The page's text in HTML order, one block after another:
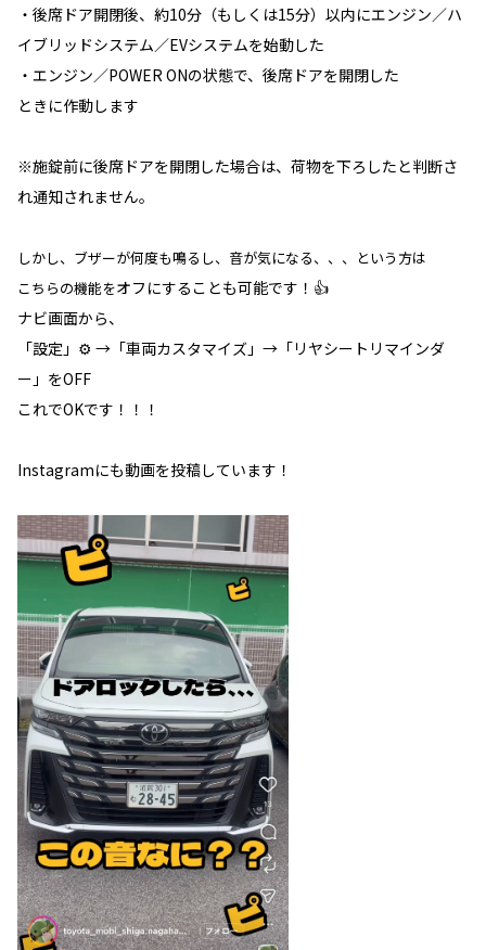
・後席ドア開閉後、約10分（もしくは15分）以内にエンジン／ハ
イブリッドシステム／EVシステムを始動した
・エンジン／POWER ONの状態で、後席ドアを開閉した
ときに作動します
※施錠前に後席ドアを開閉した場合は、荷物を下ろしたと判断さ
れ通知されません。
しかし、ブザーが何度も鳴るし、音が気になる、、、という方は
こちらの機能をオフにすることも可能です！👍
ナビ画面から、
「設定」⚙️ →「車両カスタマイズ」→「リヤシートリマインダ
ー」をOFF
これでOKです！！！
Instagramにも動画を投稿しています！